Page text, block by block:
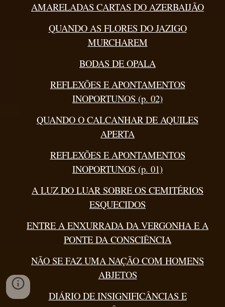
AMARELADAS CARTAS DO AZERBAIJÃO
QUANDO AS FLORES DO JAZIGO
MURCHAREM
BODAS DE OPALA
REFLEXÕES E APONTAMENTOS
INOPORTUNOS (p. 02)
QUANDO O CALCANHAR DE AQUILES
APERTA
REFLEXÕES E APONTAMENTOS
INOPORTUNOS (p. 01)
A LUZ DO LUAR SOBRE OS CEMITÉRIOS
ESQUECIDOS
ENTRE A ENXURRADA DA VERGONHA E A
PONTE DA CONSCIÊNCIA
NÃO SE FAZ UMA NAÇÃO COM HOMENS
ABJETOS
DIÁRIO DE INSIGNIFICÂNCIAS E